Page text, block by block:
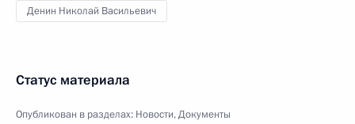
Денин Николай Васильевич
Статус материала
Опубликован в разделах: Новости,Документы